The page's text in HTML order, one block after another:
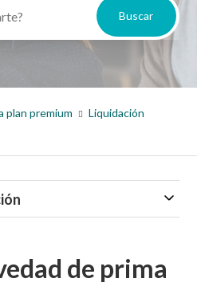
plan premium
Liquidación
de prima